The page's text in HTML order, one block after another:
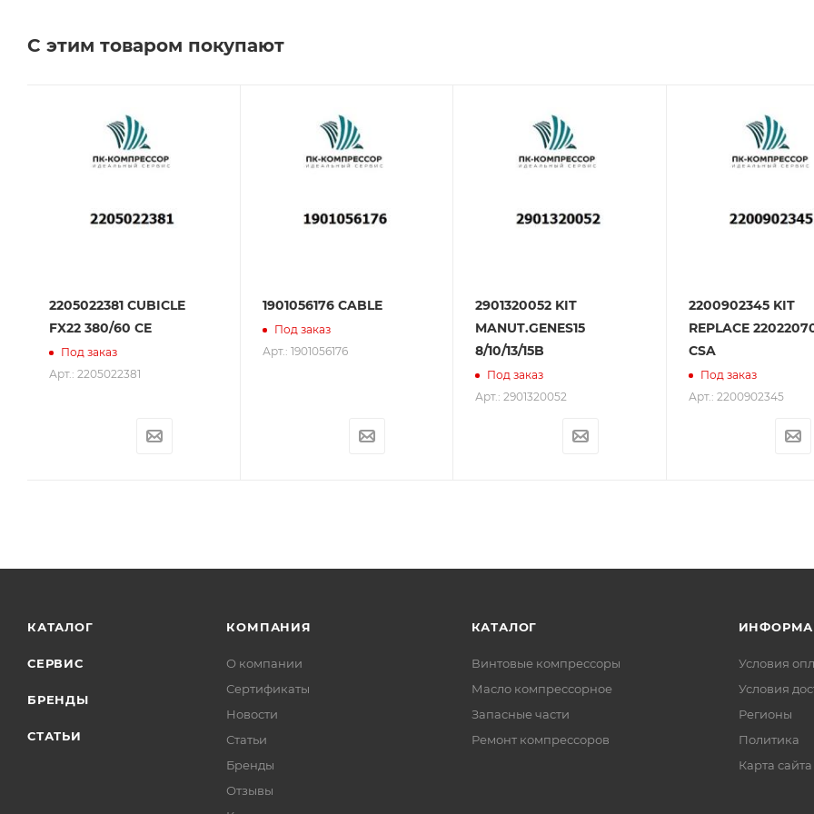
Сервисное обслуживание на всех этапах использования оборудования. ООО «ПК-Компрессор» - надежный
С этим товаром покупают
2205022381 CUBICLE
FX22 380/60 CE
Под заказ
Арт.: 2205022381
1901056176 CABLE
Под заказ
Арт.: 1901056176
2901320052 KIT
MANUT.GENES15
8/10/13/15B
Под заказ
Арт.: 2901320052
2200902345 KIT
REPLACE
CSA
Под заказ
Арт.: 2200902345
КАТАЛОГ
СЕРВИС
БРЕНДЫ
СТАТЬИ
КОМПАНИЯ
О компании
Сертификаты
Новости
Статьи
Бренды
Отзывы
КАТАЛОГ
Винтовые компрессоры
Масло компрессорное
Запасные части
Ремонт компрессоров
Условия
Условия
Регионы
Политика
Карта сайта